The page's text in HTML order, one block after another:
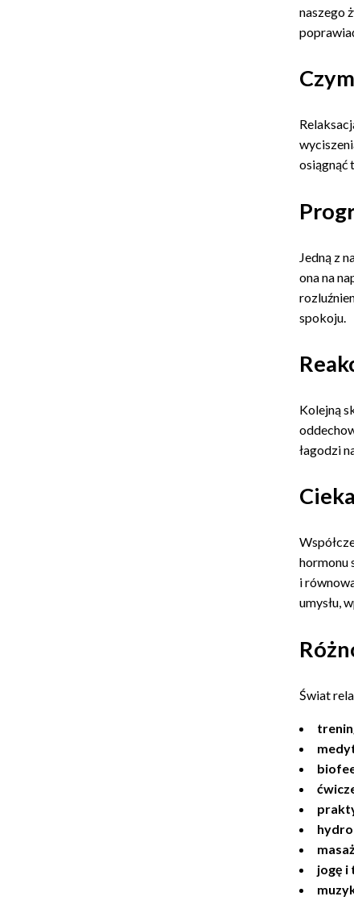
naszego
osiągnąć
Jedną z
ona na
spokoju.
Kolejną
łagodzi
hormonu
i
umysłu,
Świat
jogę i